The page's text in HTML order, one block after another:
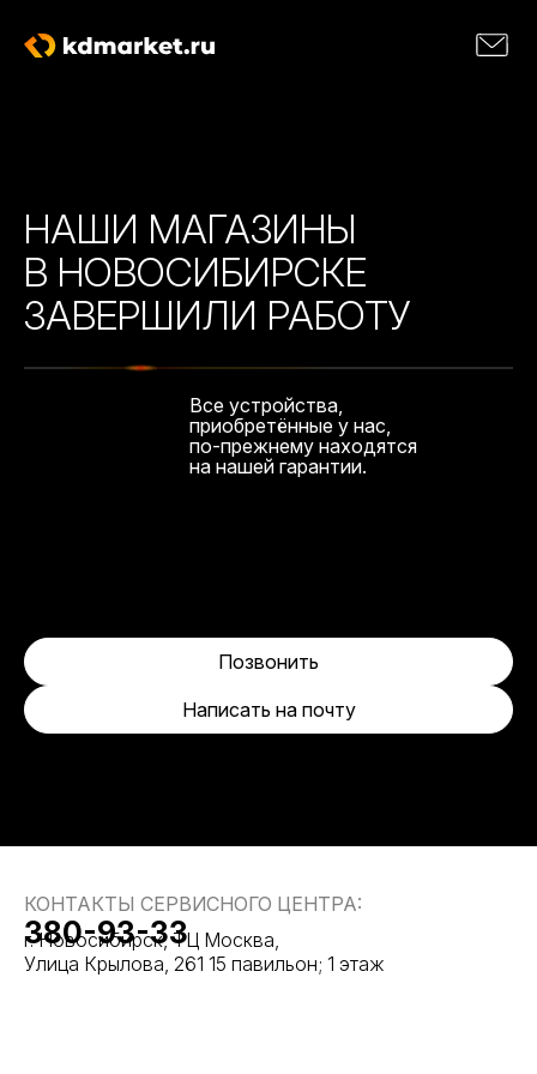
НАШИ МАГАЗИНЫ
В НОВОСИБИРСКЕ
ЗАВЕРШИЛИ РАБОТУ
Все устройства,
приобретённые у нас,
по-прежнему находятся
на нашей гарантии.
Написать на почту
Позвонить
КОНТАКТЫ СЕРВИСНОГО ЦЕНТРА:
г. Новосибирск, ТЦ Москва,
Улица Крылова, 261 15 павильон; 1 этаж
380-93-33